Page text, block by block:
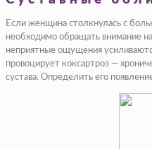
Если женщина столкнулась с
необходимо обращать внимание
неприятные ощущения
провоцирует коксартроз —
сустава. Определить его